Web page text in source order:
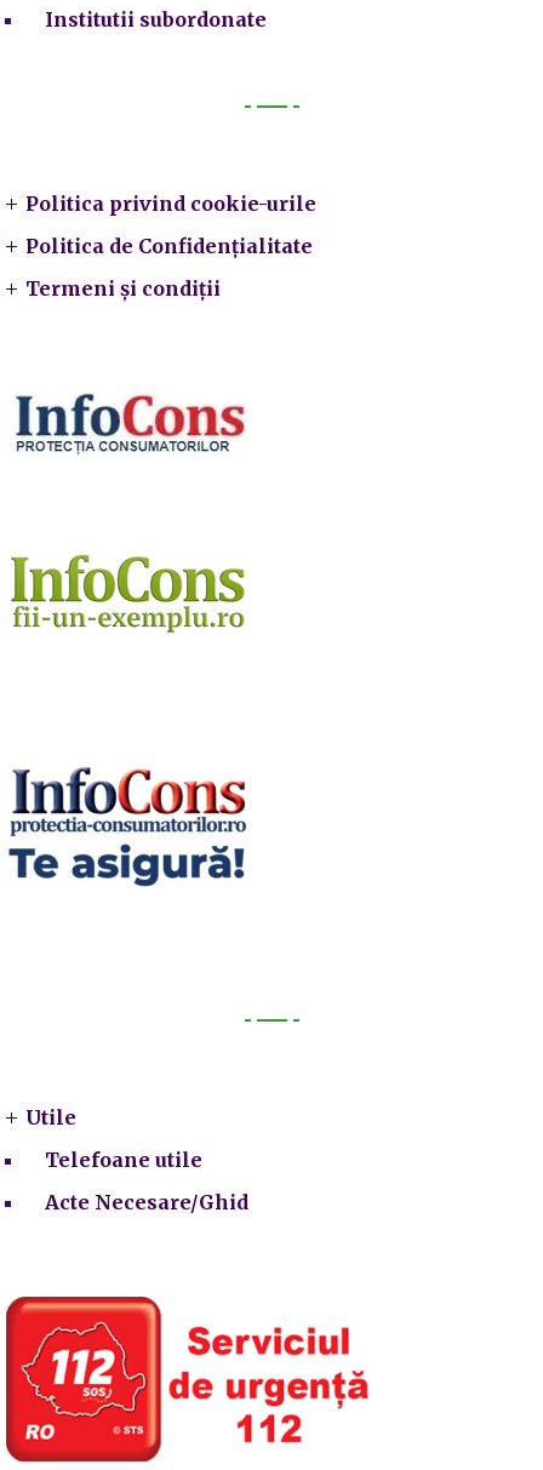
Institutii subordonate
Politica privind cookie-urile
Politica de Confidențialitate
Termeni și condiții
Utile
Telefoane utile
Acte Necesare/Ghid